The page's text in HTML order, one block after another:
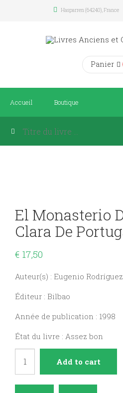
Hasparren (64240), France
Panier
Accueil Boutique
El Monasterio
Clara De
€ 17,50
Auteur(s) : Eugenio
Éditeur : Bilbao
Année de publication : 1998
État du livre : Assez bon
de
Add to cart